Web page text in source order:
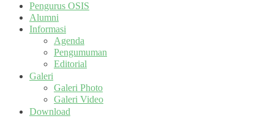
Pengurus OSIS
Alumni
Informasi
Agenda
Pengumuman
Editorial
Galeri
Galeri Photo
Galeri Video
Download